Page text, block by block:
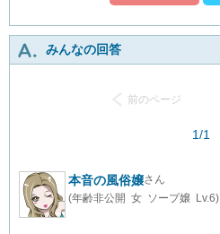
みんなの回答
前のページ
1/1
本音の風俗嬢さん
(年齢非公開 女 ソープ嬢 Lv.6)